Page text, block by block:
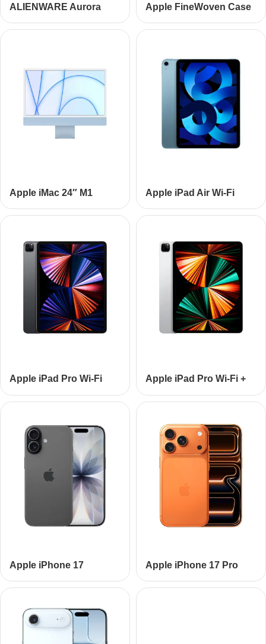
ALIENWARE Aurora
Apple FineWoven Case
Apple iMac 24″ M1 Apple iPad Air Wi-Fi
Apple iPad Pro Wi-Fi Apple iPad Pro Wi-Fi +
Apple iPhone 17 Apple iPhone 17 Pro